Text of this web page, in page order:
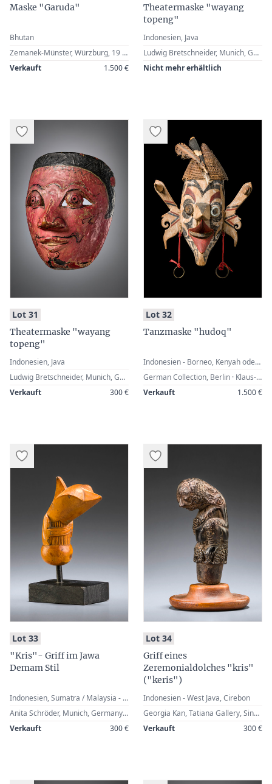
Maske "Garuda"
Bhutan
Zemanek-Münster, Würzburg, 19 June 2010, Lot 144 · Werner Zintl, Worms, Germany
Verkauft
1.500 €
Theatermaske "wayang
topeng"
Indonesien, Java
Ludwig Bretschneider, Munich, Germany · Georg Neuner, Munich, Germany · Zemanek-Münster, Würzburg, 26 November 2005, Lot 28 · Werner Zintl, Worms, Germany
Nicht mehr erhältlich
Lot 31
Theatermaske "wayang
topeng"
Indonesien, Java
Ludwig Bretschneider, Munich, Germany · Georg Neuner, Munich, Germany · Zemanek-Münster, Würzburg, 26 November 2005, Lot 34 · Werner Zintl, Worms, Germany
Verkauft
300 €
Lot 32:
Tanzmaske "hudoq"
Indonesien - Borneo, Kenyah oder Kayan
German Collection, Berlin · Klaus-Jochen Krüger, Hamburg, Germany · Zemanek-Münster, Würzburg, 27 May 2017, Lot 94 · Werner Zintl, Worms, Germany
Verkauft
1.500 €
Lot 33:
"Kris"- Griff im Jawa
Demam Stil
Indonesien, Sumatra / Malaysia - Malaiische Halbinsel
Anita Schröder, Munich, Germany · Werner Zintl, Worms, Germany (2017)
Verkauft
300 €
Lot 34:
Griff eines
Zeremonialdolches "kris"
("keris")
Indonesien - West Java, Cirebon
Georgia Kan, Tatiana Gallery, Singapore · Anita Schröder, Munich, Germany · Werner Zintl, Worms, Germany (2018)
Verkauft
300 €